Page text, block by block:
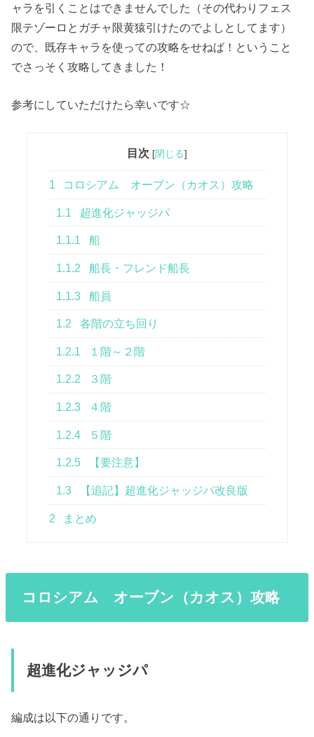
ャラを引くことはできませんでした（その代わりフェス
限テゾーロとガチャ限黄猿引けたのでよしとしてます）
ので、既存キャラを使っての攻略をせねば！ということ
でさっそく攻略してきました！
参考にしていただけたら幸いです☆
目次 [閉じる]
1 コロシアム オーブン（カオス）攻略
1.1 超進化ジャッジパ
1.1.1 船
1.1.2 船長・フレンド船長
1.1.3 船員
1.2 各階の立ち回り
1.2.1 １階～２階
1.2.2 ３階
1.2.3 ４階
1.2.4 ５階
1.2.5 【要注意】
1.3 【追記】超進化ジャッジパ改良版
2 まとめ
コロシアム オーブン（カオス）攻略
超進化ジャッジパ
編成は以下の通りです。